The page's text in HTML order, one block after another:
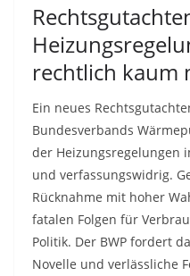
rechtlich kaum
Ein neues
Bundesverbands
der Heizungsregelungen
und verfassungswidrig.
Rücknahme mit hoher
fatalen Folgen für
Politik. Der BWP fordert
Novelle und verlässliche